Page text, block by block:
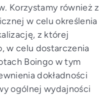
Korzystamy również z
w celu określenia
z której
w celu dostarczenia
Boingo w tym
dokładności
ogólnej wydajności